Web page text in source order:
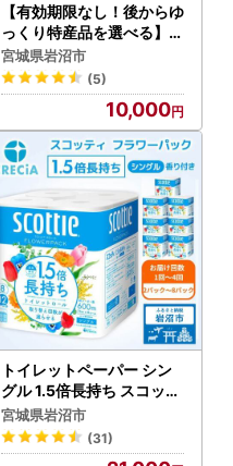
【有効期限なし！後からゆ
っくり特産品を選べる】宮
城県岩沼市カタログポイン
ト
宮城県岩沼市
(5)
10,000
トイレットペーパー シン
グル 1.5倍長持ち スコッテ
ィ 香り付き 8R×8P トイレ
ット
宮城県岩沼市
(31)